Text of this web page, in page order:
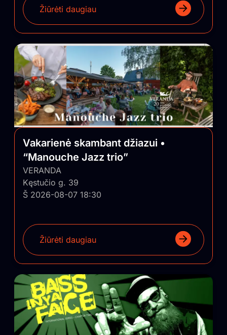
Žiūrėti daugiau
Vakarienė skambant džiazui •
“Manouche Jazz trio”
VERANDA
Kęstučio g. 39
Š 2026-08-07 18:30
Žiūrėti daugiau